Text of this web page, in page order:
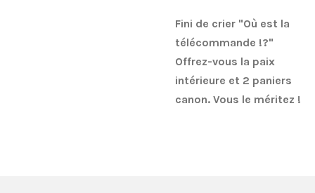
Fini de crier "Où est la
télécommande !?"
Offrez-vous la paix
intérieure et 2 paniers
canon. Vous le méritez !